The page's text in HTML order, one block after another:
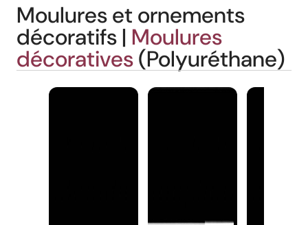
Moulures et ornements
décoratifs | Moulures
décoratives(Polyuréthane)